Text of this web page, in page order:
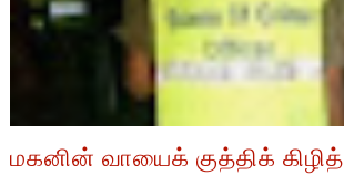
மகனின் வாயைக் குத்திக்